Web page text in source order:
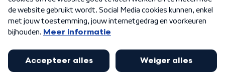
Algemene voorwaarden